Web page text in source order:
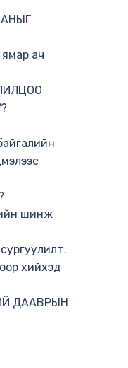
ач
шинж
хийхэд
ДААВРЫН